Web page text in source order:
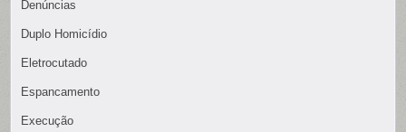
Denúncias
Duplo Homicídio
Eletrocutado
Espancamento
Execução